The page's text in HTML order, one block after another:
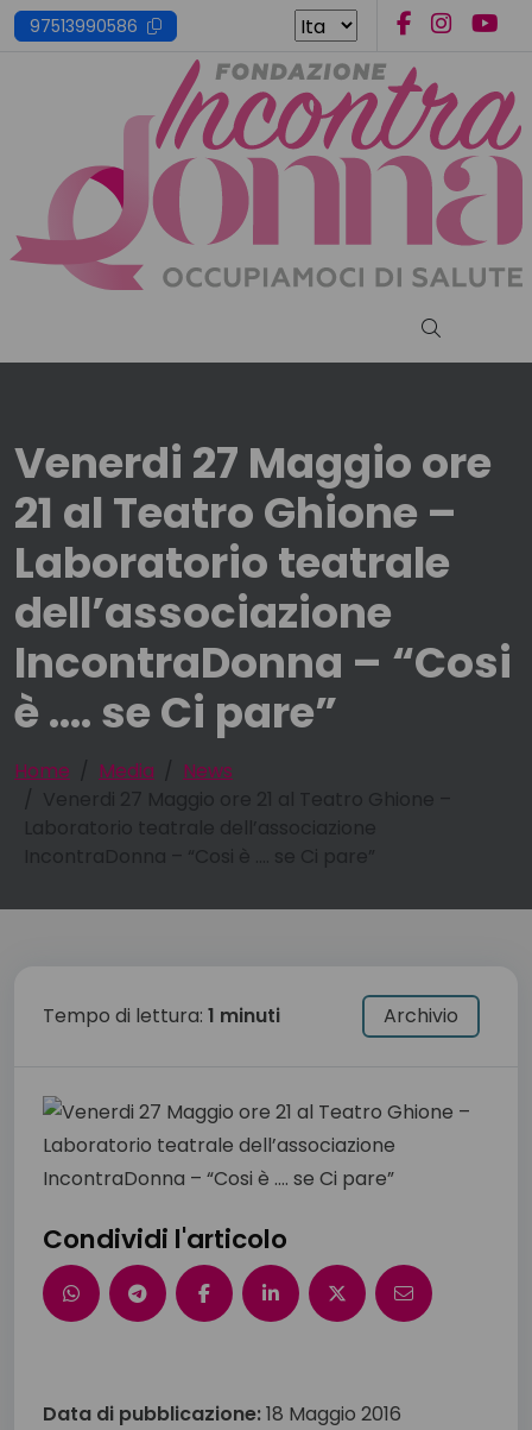
Skip
to
97513990586
Cerca nel
Venerdi 27 Maggio ore
21 al Teatro Ghione –
Laboratorio teatrale
dell’associazione
IncontraDonna – “Cosi
è …. se Ci pare”
Home Media
News
Tempo di lettura: 1 minuti Archivio
Condividi l'articolo
Data di pubblicazione:18 Maggio 2016